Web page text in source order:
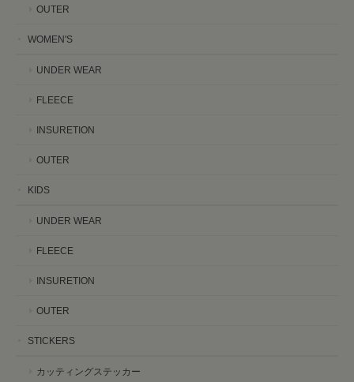
OUTER
WOMEN'S
UNDER WEAR
FLEECE
INSURETION
OUTER
KIDS
UNDER WEAR
FLEECE
INSURETION
OUTER
STICKERS
カッティングステッカー